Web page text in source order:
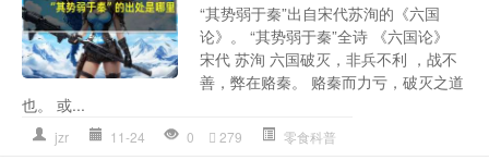
“其势弱于秦”出自宋代苏洵的《六国
论》。 “其势弱于秦”全诗 《六国论》
宋代 苏洵 六国破灭，非兵不利 ，战不
善，弊在赂秦。 赂秦而力亏，破灭之道
也。 或...
jzr 11-24 0 279 零食科普